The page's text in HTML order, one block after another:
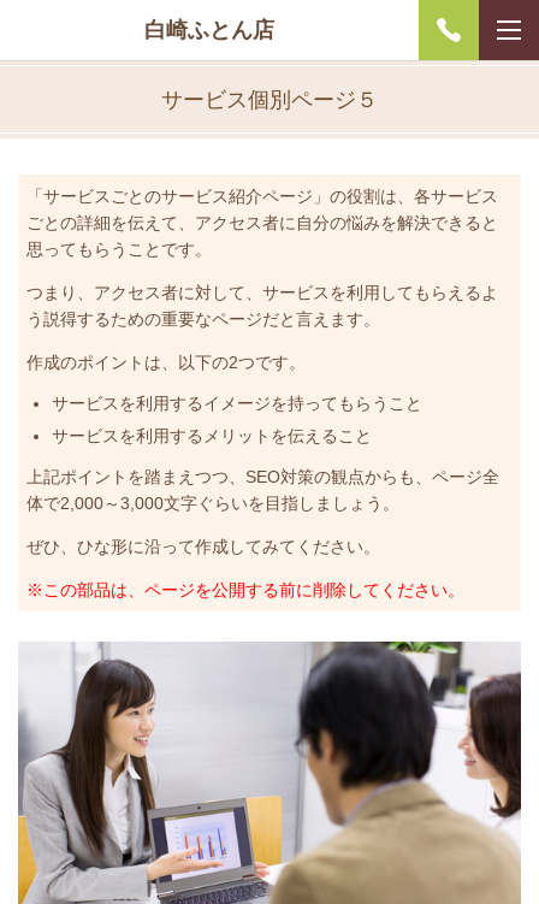
白崎ふとん店
サービス個別ページ５
「サービスごとのサービス紹介ページ」の役割は、各サービス
ごとの詳細を伝えて、アクセス者に自分の悩みを解決できると
思ってもらうことです。
つまり、アクセス者に対して、サービスを利用してもらえるよ
う説得するための重要なページだと言えます。
作成のポイントは、以下の2つです。
サービスを利用するイメージを持ってもらうこと
サービスを利用するメリットを伝えること
上記ポイントを踏まえつつ、SEO対策の観点からも、ページ全
体で2,000～3,000文字ぐらいを目指しましょう。
ぜひ、ひな形に沿って作成してみてください。
※この部品は、ページを公開する前に削除してください。